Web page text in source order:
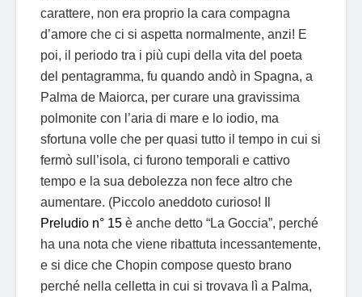
carattere, non era proprio la cara compagna
d’amore che ci si aspetta normalmente, anzi! E
poi, il periodo tra i più cupi della vita del poeta
del pentagramma, fu quando andò in Spagna, a
Palma de Maiorca, per curare una gravissima
polmonite con l’aria di mare e lo iodio, ma
sfortuna volle che per quasi tutto il tempo in cui si
fermò sull’isola, ci furono temporali e cattivo
tempo e la sua debolezza non fece altro che
aumentare. (Piccolo aneddoto curioso! Il
Preludio n° 15 è anche detto “La Goccia”, perché
ha una nota che viene ribattuta incessantemente,
e si dice che Chopin compose questo brano
perché nella celletta in cui si trovava lì a Palma,